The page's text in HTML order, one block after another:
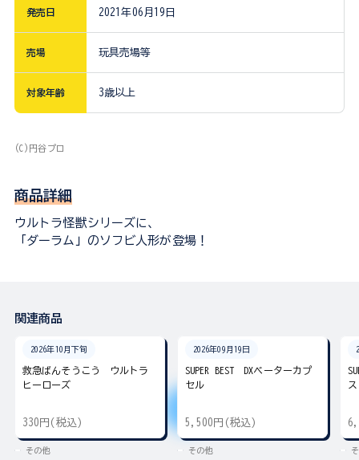
発売日 2021年06月19日
売場 玩具売場等
対象年齢 3歳以上
(C)円谷プロ
商品詳細
ウルトラ怪獣シリーズに、
「ダーラム」のソフビ人形が登場！
関連商品
2026年10月下旬
救急ばんそうこう ウルトラ
ヒーローズ
330円(税込)
その他
2026年09月19日
SUPER BEST DXベーターカプ
セル
5,500円(税込)
その他
ス